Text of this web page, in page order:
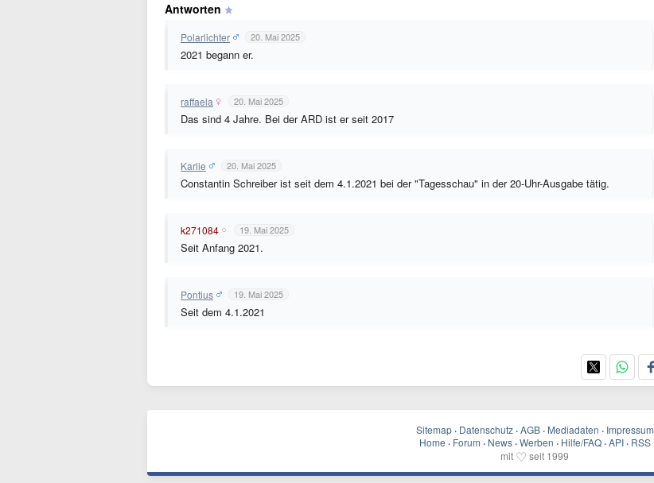
Antworten
Polarlichter 20. Mai 2025
2021 begann er.
raffaela 20. Mai 2025
Das sind 4 Jahre. Bei der ARD ist er seit 2017
Karlie 20. Mai 2025
Constantin Schreiber ist seit dem 4.1.2021 bei der "Tagesschau" in der 20-Uhr-Ausgabe tätig.
k271084 19. Mai 2025
Seit Anfang 2021.
Pontius 19. Mai 2025
Seit dem 4.1.2021
Sitemap · Datenschutz · AGB · Mediadaten · Impressum
Home · Forum · News · Werben · Hilfe/FAQ · API · RSS
mit ♡ seit 1999